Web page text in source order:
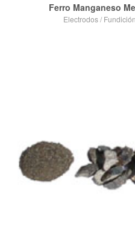
Ferro Manganeso
Electrodos/